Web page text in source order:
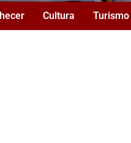
Cultura Turismo